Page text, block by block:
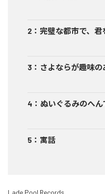
2 ： 完璧な都市で、君
3 ： さよならが趣味
4 ： ぬいぐるみのへ
5 ： 寓話